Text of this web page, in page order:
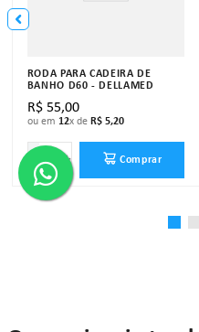
RODA PARA CADEIRA DE
BANHO D60 - DELLAMED
R$ 55,00
ou em 12x de R$ 5,20
＋
－ Comprar